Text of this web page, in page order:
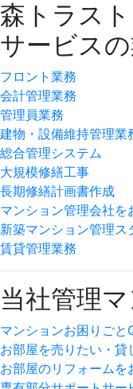
森トラス
サービス
フロント業務
会計管理業務
管理員業務
建物・設備維持管理業
総合管理システム
大規模修繕工事
長期修繕計画書作成
マンション管理会社を
新築マンション管理
賃貸管理業務
当社管理
マンションお困りごと
お部屋を売りたい・
お部屋のリフォームを